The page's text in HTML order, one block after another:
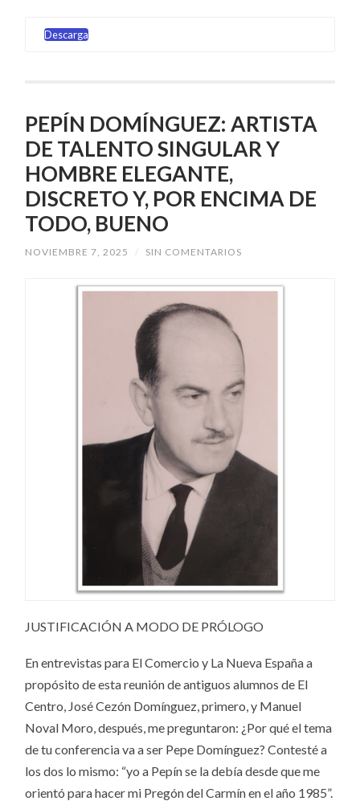
Descarga
PEPÍN DOMÍNGUEZ: ARTISTA
DE TALENTO SINGULAR Y
HOMBRE ELEGANTE,
DISCRETO Y, POR ENCIMA DE
TODO, BUENO
NOVIEMBRE 7, 2025 / SIN COMENTARIOS
JUSTIFICACIÓN A MODO DE PRÓLOGO
En entrevistas para El Comercio y La Nueva España a
propósito de esta reunión de antiguos alumnos de El
Centro, José Cezón Domínguez, primero, y Manuel
Noval Moro, después, me preguntaron: ¿Por qué el tema
de tu conferencia va a ser Pepe Domínguez? Contesté a
los dos lo mismo: “yo a Pepín se la debía desde que me
orientó para hacer mi Pregón del Carmín en el año 1985”.